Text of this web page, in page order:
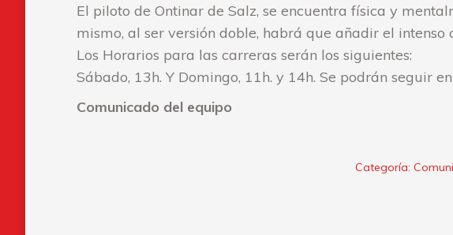
El piloto de Ontinar de Salz, se encuentra física y
mismo, al ser versión doble, habrá que añadir el
Los Horarios para las carreras serán los siguientes:
Sábado, 13h. Y Domingo, 11h. y 14h. Se podrán seguir
Comunicado del equipo
Categoría: